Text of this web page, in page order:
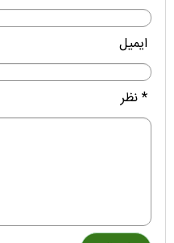
ایمیل
* نظر